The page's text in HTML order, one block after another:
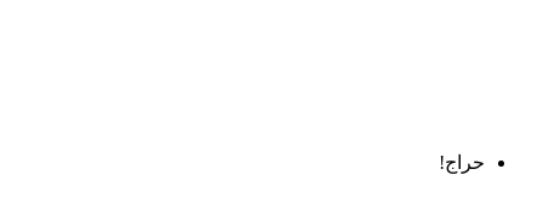
حراج!